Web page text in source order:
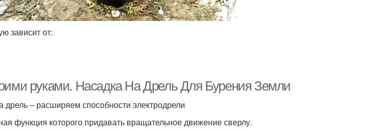
зависит от:
руками. Насадка На Дрель Для Бурения Земли
дрель – расширяем способности электродрели
функция которого придавать вращательное движение сверлу.